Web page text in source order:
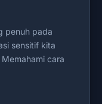
penuh pada
sensitif kita
cara